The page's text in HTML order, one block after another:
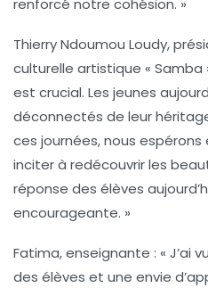
renforcé notre cohésion. »
Thierry Ndoumou Loudy,
culturelle artistique « Samba
est crucial. Les jeunes
déconnectés de leur
ces journées, nous
inciter à redécouvrir les
réponse des élèves
encourageante. »
Fatima, enseignante : « J’ai
des élèves et une envie